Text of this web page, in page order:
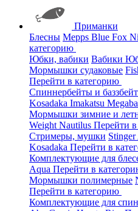
Приманки
Блесны Mepps Blue Fox
категорию
Юбки, вабики Вабики
Мормышки судаковые
Перейти в категорию
Спиннербейты и
Kosadaka Imakatsu
Мормышки зимние и
Weight Nautilus Перейти
Стримеры, мушки Stinger
Kosadaka Перейти в
Комплектующие для
Aqua Перейти в
Мормышки полимерные
Перейти в категорию
Комплектующие для